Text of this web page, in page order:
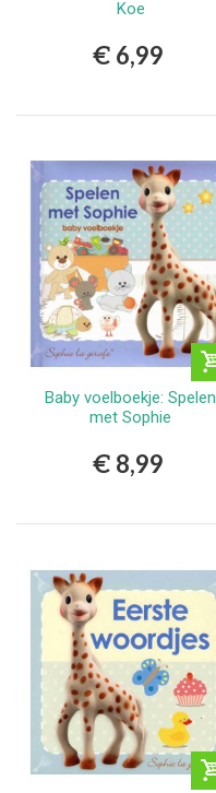
Koe
€ 6,99
Baby voelboekje: Spelen
met Sophie
€ 8,99